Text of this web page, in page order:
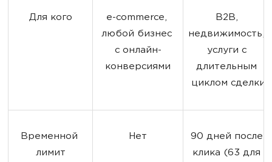
Для кого
e-commerce,
любой бизнес
с онлайн-
конверсиями
B2B,
недвижимость,
услуги с
длительным
циклом сделки
Временной
лимит
Нет
90 дней после
клика (63 для